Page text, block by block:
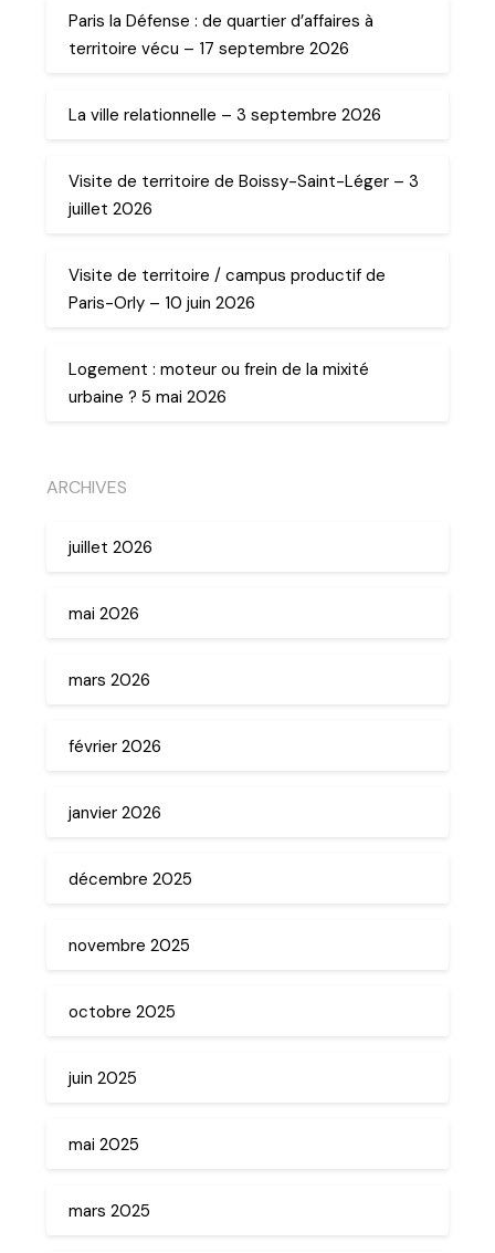
Paris la Défense : de quartier d’affaires à
territoire vécu – 17 septembre 2026
La ville relationnelle – 3 septembre 2026
Visite de territoire de Boissy-Saint-Léger – 3
juillet 2026
Visite de territoire / campus productif de
Paris-Orly – 10 juin 2026
Logement : moteur ou frein de la mixité
urbaine ? 5 mai 2026
ARCHIVES
juillet 2026
mai 2026
mars 2026
février 2026
janvier 2026
décembre 2025
novembre 2025
octobre 2025
juin 2025
mai 2025
mars 2025